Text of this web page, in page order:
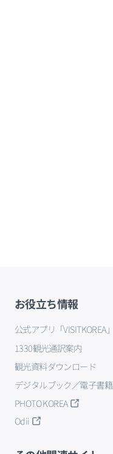
お役立ち情報
公式アプリ「VISITKOREA」
1330観光通訳案内
観光資料ダウンロード
デジタルブック／電子書籍
PHOTO KOREA
Odii